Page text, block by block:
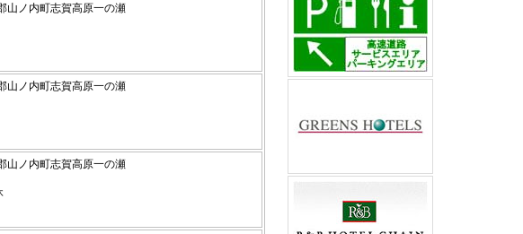
山ノ内町志賀高原一の瀬
山ノ内町志賀高原一の瀬
山ノ内町志賀高原一の瀬